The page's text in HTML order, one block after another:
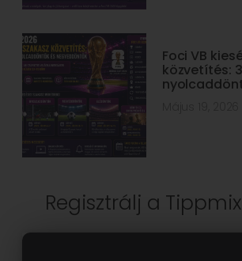
Foci VB
közvetítés:
Regisztrálj a